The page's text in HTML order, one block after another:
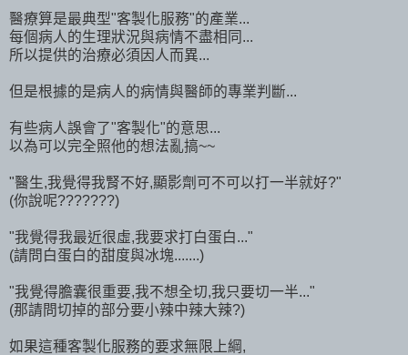
醫療算是最典型"客製化服務"的產業...
每個病人的生理狀況與病情不盡相同...
所以提供的治療必須因人而異...
但是根據的是病人的病情與醫師的專業判斷...
有些病人誤會了"客製化"的意思...
以為可以完全照他的想法亂搞~~
"醫生,我覺得我腎不好,顯影劑可不可以打一半就好?"
(你說呢???????)
"我覺得我最近很虛,我要求打白蛋白..."
(請問白蛋白的甜度與冰塊.......)
"我覺得膽囊很重要,我不想全切,我只要切一半..."
(那請問切掉的部分要小辣中辣大辣?)
如果這種客製化服務的要求無限上綱,